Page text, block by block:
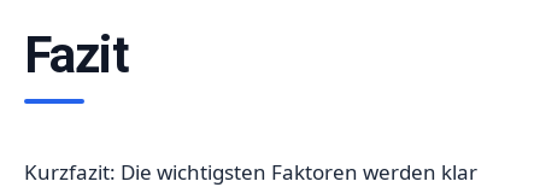
Fazit
Kurzfazit: Die wichtigsten Faktoren werden klar